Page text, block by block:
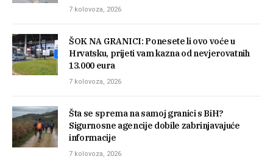
7 kolovoza, 2026
ŠOK NA GRANICI: Ponesete li ovo voće u
Hrvatsku, prijeti vam kazna od nevjerovatnih
13.000 eura
7 kolovoza, 2026
Šta se sprema na samoj granici s BiH?
Sigurnosne agencije dobile zabrinjavajuće
informacije
7 kolovoza, 2026